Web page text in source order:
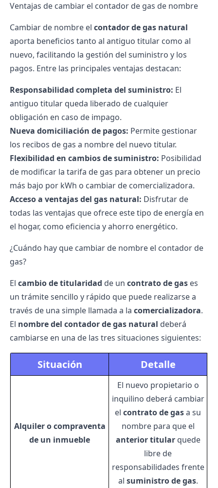
Ventajas de cambiar el contador de gas de nombre
Cambiar de nombre el contador de gas natural
aporta beneficios tanto al antiguo titular como al
nuevo, facilitando la gestión del suministro y los
pagos. Entre las principales ventajas destacan:
Responsabilidad completa del suministro: El
antiguo titular queda liberado de cualquier
obligación en caso de impago.
Nueva domiciliación de pagos: Permite gestionar
los recibos de gas a nombre del nuevo titular.
Flexibilidad en cambios de suministro: Posibilidad
de modificar la tarifa de gas para obtener un precio
más bajo por kWh o cambiar de comercializadora.
Acceso a ventajas del gas natural: Disfrutar de
todas las ventajas que ofrece este tipo de energía en
el hogar, como eficiencia yahorro energético.
¿Cuándo hay que cambiar de nombre el contador de
gas?
El cambio de titularidad de un contrato de gas es
un trámite sencillo y rápido que puede realizarse a
través de una simple llamada a la comercializadora.
El nombre del contador de gas natural deberá
cambiarse en una de las tres situaciones siguientes:
Situación Detalle
Alquiler o compraventa
de un inmueble
El nuevo propietario o
inquilino deberá cambiar
el contrato de gasa su
nombre para que el
anterior titularquede
libre de
responsabilidades frente
al suministro de gas.